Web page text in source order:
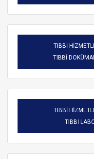
TIBBİ
TIBBİ
TIBBİ
TIBBİ